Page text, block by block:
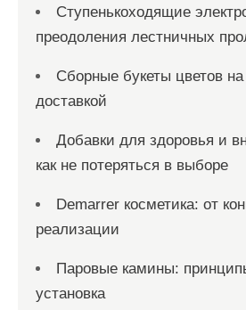
Ступенькоходящие
преодоления лестничных
Сборные букеты цветов на
доставкой
Добавки для здоровья и
как не потеряться в выборе
Demarrer косметика: от
реализации
Паровые камины:
установка